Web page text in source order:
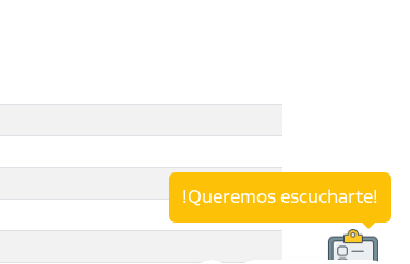
!Queremos escucharte!